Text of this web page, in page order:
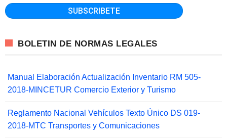
BOLETIN DE NORMAS LEGALES
Manual Elaboración Actualización Inventario RM 505-
2018-MINCETUR Comercio Exterior y Turismo
Reglamento Nacional Vehículos Texto Único DS 019-
2018-MTC Transportes y Comunicaciones